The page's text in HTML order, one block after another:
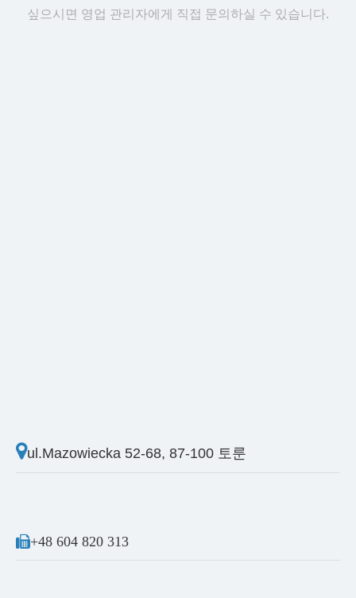
싶으시면 영업 관리자에게 직접 문의하실 수 있습니다.
ul.Mazowiecka 52-68, 87-100 토룬
+48 604 820 313